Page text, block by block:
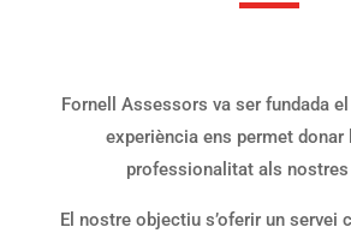
Fornell Assessors va ser fundada
experiència ens permet donar
professionalitat als
El nostre objectiu s’oferir un servei